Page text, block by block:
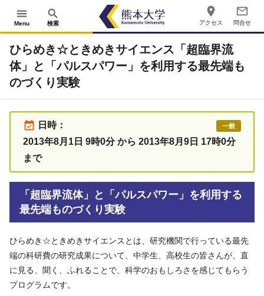
menu
Menu
search
検索
place
アクセス
mail_outline
問合せ
ひらめき☆ときめきサイエンス「超臨界流
体」と「パルスパワー」を利用する最先端も
のづくり実験
event_available 日時：
2013年8月1日 9時0分 から 2013年8月9日 17時0分
まで
一般
「超臨界流体」と「パルスパワー」を利用する
最先端ものづくり実験
ひらめき☆ときめきサイエンスとは、研究機関で行っている最先
端の科研費の研究成果について、中学生、高校生の皆さんが、直
に見る、聞く、ふれることで、科学のおもしろさを感じてもらう
プログラムです。